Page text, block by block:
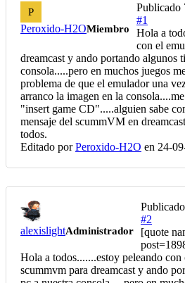
P
Peroxido-H2OMiembro
Publicado
#1
Hola a
con el
dreamcast y ando portando algunos
consola.....pero en muchos juegos
problema de que el emulador una
arranco la imagen en la
"insert game CD".....alguien sabe
mensaje del scummVM en
todos.
Editado porPeroxido-H2O en 24-
alexislightAdministrador
Publicado
#2
[quote
Hola a todos.......estoy peleando con
scummvm para dreamcast y ando